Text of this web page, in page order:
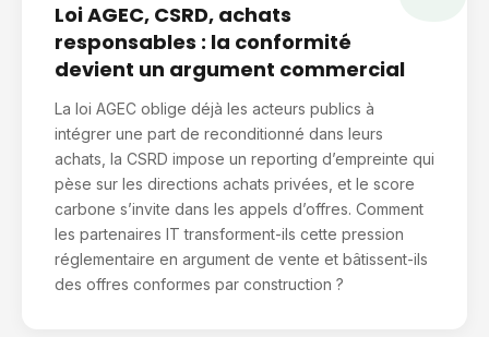
Loi AGEC, CSRD, achats
responsables : la conformité
devient un argument commercial
La loi AGEC oblige déjà les acteurs publics à
intégrer une part de reconditionné dans leurs
achats, la CSRD impose un reporting d’empreinte qui
pèse sur les directions achats privées, et le score
carbone s’invite dans les appels d’offres. Comment
les partenaires IT transforment-ils cette pression
réglementaire en argument de vente et bâtissent-ils
des offres conformes par construction ?